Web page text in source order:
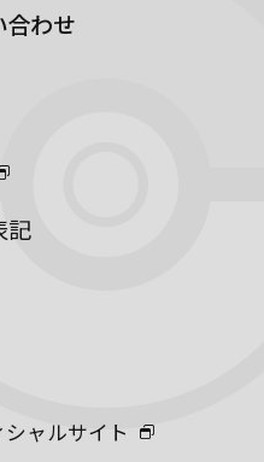
合わせ
記
ャルサイト